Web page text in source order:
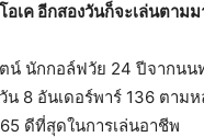
เค อีกสองวันก็จะเล่นตามม
นักกอล์ฟวัย 24 ปีจากนนท
น 8 อันเดอร์พาร์ 136 ตา
ดีที่สุดในการเล่นอาชีพ